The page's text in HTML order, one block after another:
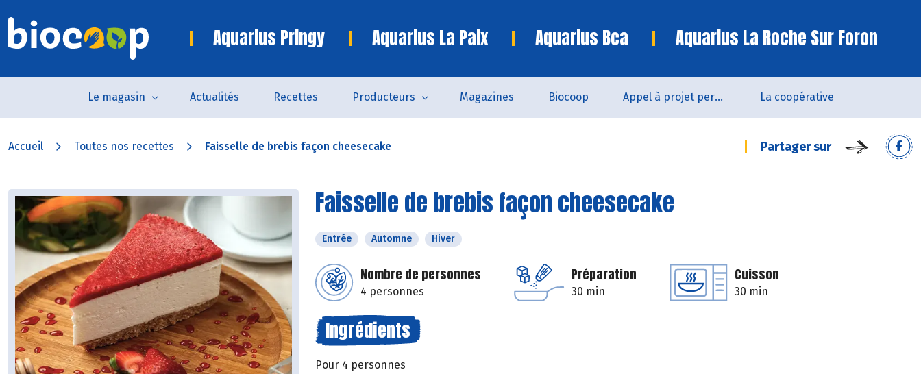
Aquarius Pringy Aquarius La Paix Aquarius Bca Aquarius La Roche Sur Foron
Le magasin Actualités Recettes Producteurs Magazines Biocoop Appel à projet permanent La coopérative
Accueil Toutes nos recettes Faisselle de brebis façon cheesecake Partager sur
Faisselle de brebis façon cheesecake
Entrée Automne Hiver
Nombre de personnes
4 personnes
Préparation
30 min
Cuisson
30 min
Ingrédients
Pour 4 personnes